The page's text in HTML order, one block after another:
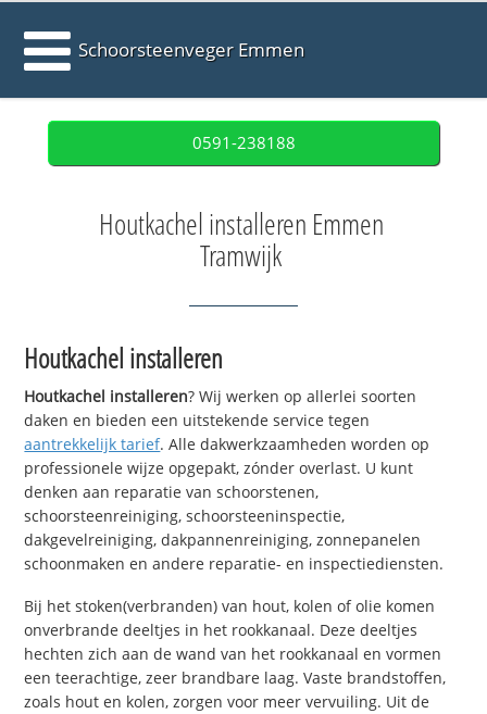
Schoorsteenveger Emmen
0591-238188
Houtkachel installeren Emmen
Tramwijk
Houtkachel installeren
Houtkachel installeren? Wij werken op allerlei soorten
daken en bieden een uitstekende service tegen
aantrekkelijk tarief. Alle dakwerkzaamheden worden op
professionele wijze opgepakt, zónder overlast. U kunt
denken aan reparatie van schoorstenen,
schoorsteenreiniging, schoorsteeninspectie,
dakgevelreiniging, dakpannenreiniging, zonnepanelen
schoonmaken en andere reparatie- en inspectiediensten.
Bij het stoken(verbranden) van hout, kolen of olie komen
onverbrande deeltjes in het rookkanaal. Deze deeltjes
hechten zich aan de wand van het rookkanaal en vormen
een teerachtige, zeer brandbare laag. Vaste brandstoffen,
zoals hout en kolen, zorgen voor meer vervuiling. Uit de